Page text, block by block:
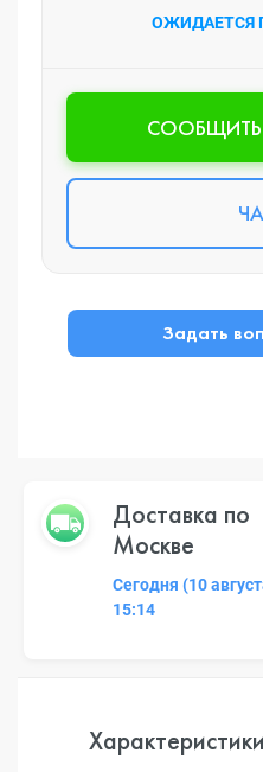
ОЖИДАЕТСЯ
Задать
Доставка по
Москве
Сегодня (10
15:14
Характеристики